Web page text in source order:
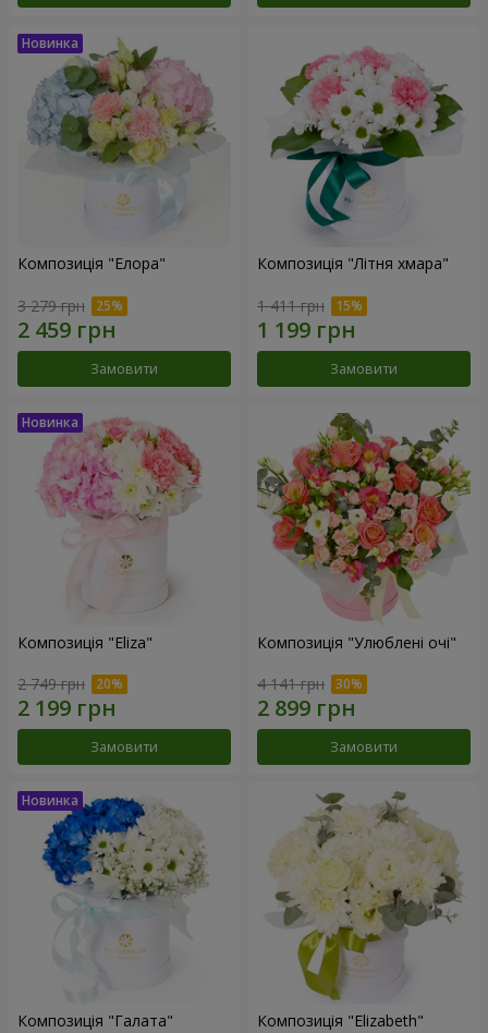
Композиція "Елора"
3 279 грн
Замовити
Композиція "Літня хмара"
1 411 грн
Замовити
Композиція "Eliza"
2 749 грн
Замовити
Композиція "Улюблені очі"
4 141 грн
Замовити
Композиція "Галата" Композиція "Elizabeth"